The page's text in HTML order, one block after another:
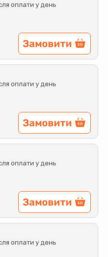
оплати у день
Замовити
оплати у день
Замовити
оплати у день
Замовити
оплати у день